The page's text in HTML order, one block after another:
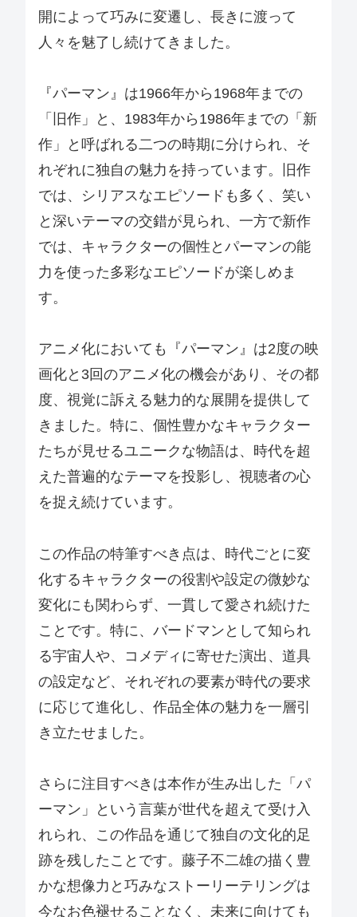
開によって巧みに変遷し、長きに渡って
人々を魅了し続けてきました。
『パーマン』は1966年から1968年までの
「旧作」と、1983年から1986年までの「新
作」と呼ばれる二つの時期に分けられ、そ
れぞれに独自の魅力を持っています。旧作
では、シリアスなエピソードも多く、笑い
と深いテーマの交錯が見られ、一方で新作
では、キャラクターの個性とパーマンの能
力を使った多彩なエピソードが楽しめま
す。
アニメ化においても『パーマン』は2度の映
画化と3回のアニメ化の機会があり、その都
度、視覚に訴える魅力的な展開を提供して
きました。特に、個性豊かなキャラクター
たちが見せるユニークな物語は、時代を超
えた普遍的なテーマを投影し、視聴者の心
を捉え続けています。
この作品の特筆すべき点は、時代ごとに変
化するキャラクターの役割や設定の微妙な
変化にも関わらず、一貫して愛され続けた
ことです。特に、バードマンとして知られ
る宇宙人や、コメディに寄せた演出、道具
の設定など、それぞれの要素が時代の要求
に応じて進化し、作品全体の魅力を一層引
き立たせました。
さらに注目すべきは本作が生み出した「パ
ーマン」という言葉が世代を超えて受け入
れられ、この作品を通じて独自の文化的足
跡を残したことです。藤子不二雄の描く豊
かな想像力と巧みなストーリーテリングは
今なお色褪せることなく、未来に向けても